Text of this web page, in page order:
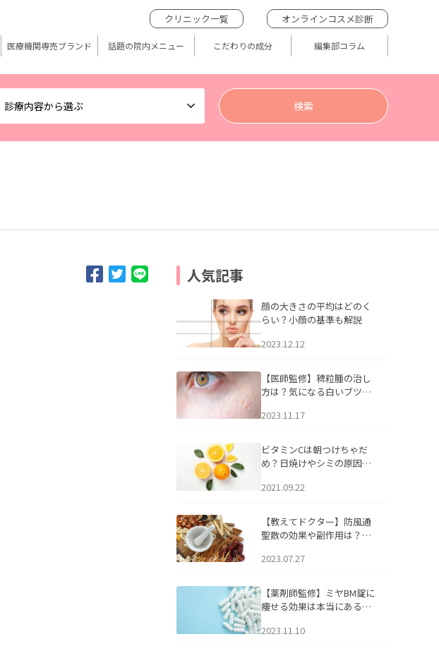
診療内容から選ぶ
クリニック一覧 オンラインコスメ診断
医療機関専売ブランド 話題の院内メニュー こだわりの成分 編集部コラム
人気記事
顔の大きさの平均はどのく
らい？小顔の基準も解説
2023.12.12
【医師監修】稗粒腫の治し
方は？気になる白いブツブ
アについて
2023.11.17
ビタミンCは朝つけちゃだ
め？日焼けやシミの原因に
2021.09.22
【教えてドクター】防風通
聖散の効果や副作用は？長
2023.07.27
【薬剤師監修】ミヤBM錠に
痩せる効果は本当にある
2023.11.10